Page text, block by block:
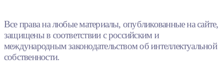
Все права на любые материалы, опубликованные на сайте,
защищены в соответствии с российским и
международным законодательством об интеллектуальной
собственности.